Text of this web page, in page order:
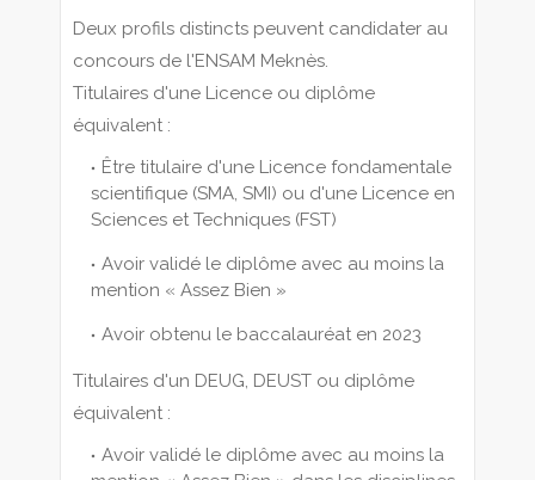
Deux profils distincts peuvent candidater au
concours de l'ENSAM Meknès.
Titulaires d'une Licence ou diplôme
équivalent :
Être titulaire d'une Licence fondamentale
scientifique (SMA, SMI) ou d'une Licence en
Sciences et Techniques (FST)
Avoir validé le diplôme avec au moins la
mention « Assez Bien »
Avoir obtenu le baccalauréat en 2023
Titulaires d'un DEUG, DEUST ou diplôme
équivalent :
Avoir validé le diplôme avec au moins la